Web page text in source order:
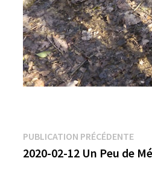
Navigation
de
PUBLICATION PRÉCÉDENTE
2020-02-12 Un Peu de